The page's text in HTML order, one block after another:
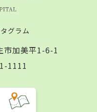
グラム
市加美平1-6-1
1111